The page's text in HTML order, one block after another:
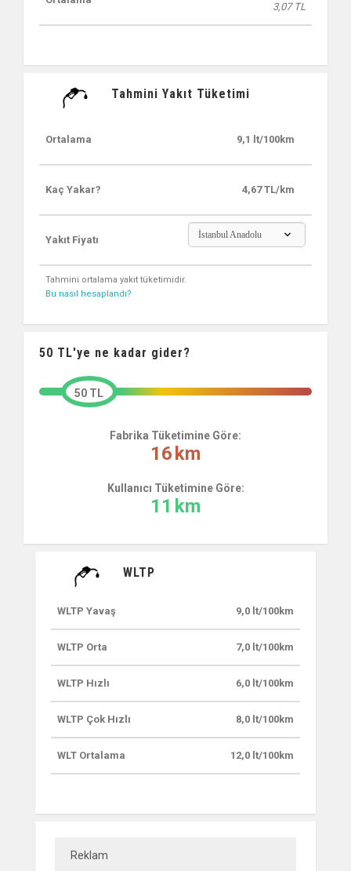
3,07 TL
Tahmini Yakıt Tüketimi
Ortalama 9,1 lt/100km
Kaç Yakar? 4,67 TL/km
Yakıt Fiyatı İstanbul Anadolu
Tahmini ortalama yakıt tüketimidir.
Bu nasıl hesaplandı?
50 TL'ye ne kadar gider?
50 TL
Fabrika Tüketimine Göre:
16km
Kullanıcı Tüketimine Göre:
11 km
WLTP
WLTP Yavaş 9,0 lt/100km
WLTP Orta 7,0 lt/100km
WLTP Hızlı 6,0 lt/100km
WLTP Çok Hızlı 8,0 lt/100km
WLT Ortalama 12,0 lt/100km
Reklam